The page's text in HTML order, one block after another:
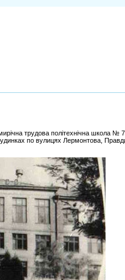
трудова політехнічна школа №
по вулицях Лермонтова, Правди